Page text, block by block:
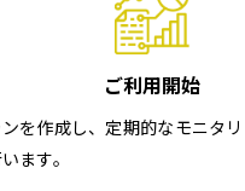
ご利用開始
を作成し、定期的なモニタ
ます。